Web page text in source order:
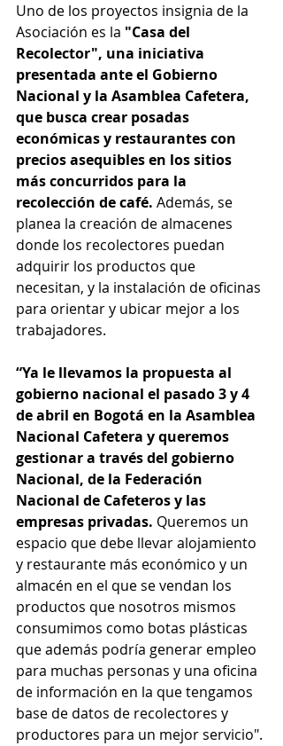
Uno de los proyectos insignia de la
Asociación es la "Casa del
Recolector", una iniciativa
presentada ante el Gobierno
Nacional y la Asamblea Cafetera,
que busca crear posadas
económicas y restaurantes con
precios asequibles en los sitios
más concurridos para la
recolección de café. Además, se
planea la creación de almacenes
donde los recolectores puedan
adquirir los productos que
necesitan, y la instalación de oficinas
para orientar y ubicar mejor a los
trabajadores.
“Ya le llevamos la propuesta al
gobierno nacional el pasado 3 y 4
de abril en Bogotá en la Asamblea
Nacional Cafetera y queremos
gestionar a través del gobierno
Nacional, de la Federación
Nacional de Cafeteros y las
empresas privadas. Queremos un
espacio que debe llevar alojamiento
y restaurante más económico y un
almacén en el que se vendan los
productos que nosotros mismos
consumimos como botas plásticas
que además podría generar empleo
para muchas personas y una oficina
de información en la que tengamos
base de datos de recolectores y
productores para un mejor servicio".